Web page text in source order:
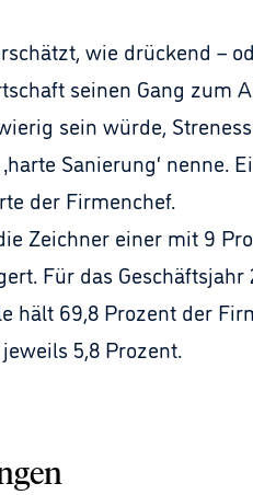
wie drückend –
seinen Gang zum
sein würde,
Sanierung‘
der Firmenchef.
Zeichner einer mit 9
Für das
hält 69,8 Prozent der
5,8 Prozent.